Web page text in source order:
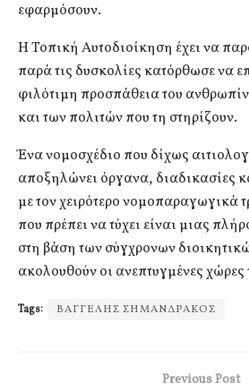
εφαρμόσουν.
Η Τοπική Αυτοδιοίκηση έχει να
παρά τις δυσκολίες κατόρθωσε να
φιλότιμη προσπάθεια του
και των πολιτών που τη στηρίζουν.
Ένα νομοσχέδιο που δίχως
αποξηλώνει όργανα, διαδικασίες
με τον χειρότερο νομοπαραγωγικά
που πρέπει να τύχει είναι μιας
στη βάση των σύγχρονων
ακολουθούν οι ανεπτυγμένες
Tags: ΒΑΓΓΕΛΗΣ ΣΗΜΑΝΔΡΑΚΟΣ
Previous Post